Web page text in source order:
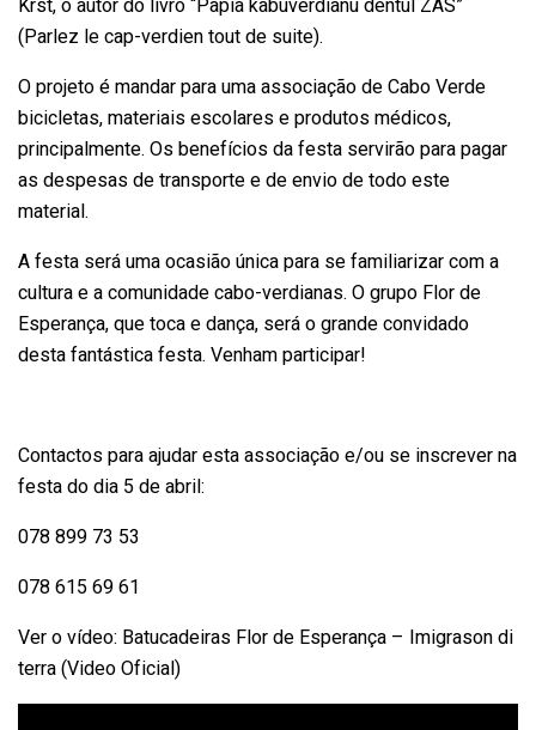
(Parlez le cap-verdien tout de suite).
O projeto é mandar para uma associação de Cabo Verde
bicicletas, materiais escolares e produtos médicos,
principalmente. Os benefícios da festa servirão para pagar
as despesas de transporte e de envio de todo este
material.
A festa será uma ocasião única para se familiarizar com a
cultura e a comunidade cabo-verdianas. O grupo Flor de
Esperança, que toca e dança, será o grande convidado
desta fantástica festa. Venham participar!
Contactos para ajudar esta associação e/ou se inscrever na
festa do dia 5 de abril:
078 899 73 53
078 615 69 61
Ver o vídeo: Batucadeiras Flor de Esperança – Imigrason di
terra (Video Oficial)